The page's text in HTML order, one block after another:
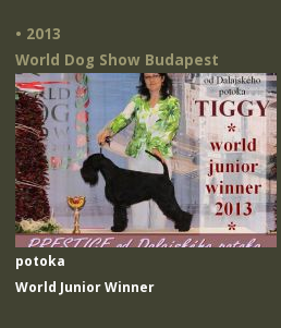
• 2013
World Dog Show Budapest
potoka
World Junior Winner